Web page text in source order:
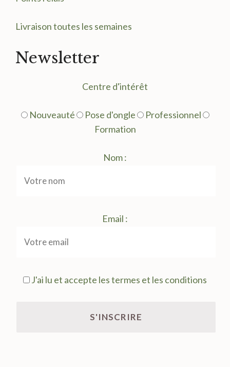
Livraison toutes les semaines
Newsletter
Centre d'intérêt
Nouveauté Pose d'ongle
Professionnel
Formation
Nom :
Email :
J'ai lu et accepte les termes et les conditions